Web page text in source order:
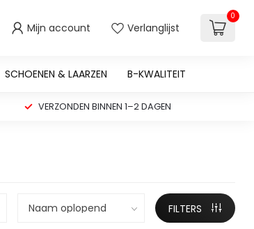
Mijn account Verlanglijst
0
SCHOENEN & LAARZEN B-KWALITEIT
VERZONDEN BINNEN 1–2 DAGEN
FILTERS